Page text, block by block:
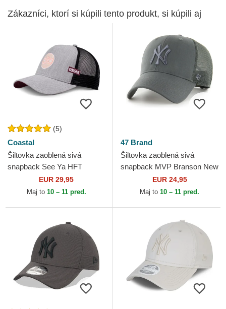
Zákazníci, ktorí si kúpili tento produkt, si kúpili aj
(5)
Coastal
Šiltovka zaoblená sivá
snapback See Ya HFT
EUR 29,95
Maj to 10 – 11 pred.
47 Brand
Šiltovka zaoblená sivá
snapback MVP Branson New
York Yankees MLB 47 Brand
EUR 24,95
Maj to 10 – 11 pred.